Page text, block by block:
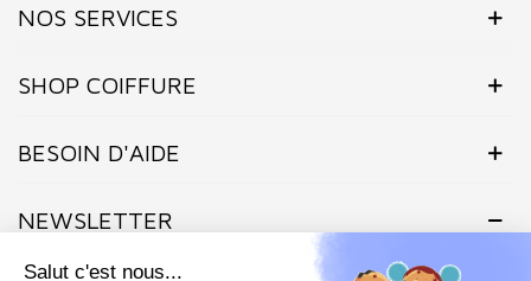
NOS SERVICES
SHOP COIFFURE
BESOIN D'AIDE
NEWSLETTER
Inscrivez-vous dès maintenant à notre Newsletter et recevez en